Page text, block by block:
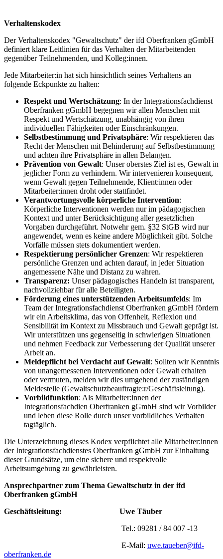
Verhaltenskodex
Der Verhaltenskodex "Gewaltschutz" der ifd Oberfranken gGmbH
definiert klare Leitlinien für das Verhalten der Mitarbeitenden
gegenüber Teilnehmenden, und Kolleg:innen.
Jede Mitarbeiter:in hat sich hinsichtlich seines Verhaltens an
folgende Eckpunkte zu halten:
Respekt und Wertschätzung: In der Integrationsfachdienst
Oberfranken gGmbH begegnen wir allen Menschen mit
Respekt und Wertschätzung, unabhängig von ihren
individuellen Fähigkeiten oder Einschränkungen.
Selbstbestimmung und Privatsphäre: Wir respektieren das
Recht der Menschen mit Behinderung auf Selbstbestimmung
und achten ihre Privatsphäre in allen Belangen.
Prävention von Gewalt: Unser oberstes Ziel ist es, Gewalt in
jeglicher Form zu verhindern. Wir intervenieren konsequent,
wenn Gewalt gegen Teilnehmende, Klient:innen oder
Mitarbeiter:innen droht oder stattfindet.
Verantwortungsvolle körperliche Intervention:
Körperliche Interventionen werden nur im pädagogischen
Kontext und unter Berücksichtigung aller gesetzlichen
Vorgaben durchgeführt. Notwehr gem. §32 StGB wird nur
angewendet, wenn es keine andere Möglichkeit gibt. Solche
Vorfälle müssen stets dokumentiert werden.
Respektierung persönlicher Grenzen: Wir respektieren
persönliche Grenzen und achten darauf, in jeder Situation
angemessene Nähe und Distanz zu wahren.
Transparenz: Unser pädagogisches Handeln ist transparent,
nachvollziehbar für alle Beteiligten.
Förderung eines unterstützenden Arbeitsumfelds: Im
Team der Integrationsfachdienst Oberfranken gGmbH fördern
wir ein Arbeitsklima, das von Offenheit, Reflexion und
Sensibilität im Kontext zu Missbrauch und Gewalt geprägt ist.
Wir unterstützen uns gegenseitig in schwierigen Situationen
und nehmen Feedback zur Verbesserung der Qualität unserer
Arbeit an.
Meldepflicht bei Verdacht auf Gewalt: Sollten wir Kenntnis
von unangemessenen Interventionen oder Gewalt erhalten
oder vermuten, melden wir dies umgehend der zuständigen
Meldestelle (Gewaltschutzbeauftragte:r/Geschäftsleitung).
Vorbildfunktion: Als Mitarbeiter:innen der
Integrationsfachdien Oberfranken gGmbH sind wir Vorbilder
und leben diese Rolle durch unser vorbildliches Verhalten
tagtäglich.
Die Unterzeichnung dieses Kodex verpflichtet alle Mitarbeiter:innen
der Integrationsfachdienstes Oberfranken gGmbH zur Einhaltung
dieser Grundsätze, um eine sichere und respektvolle
Arbeitsumgebung zu gewährleisten.
Ansprechpartner zum Thema Gewaltschutz in der ifd
Oberfranken gGmbH
Geschäftsleitung:
Uwe Täuber
Tel.: 09281 / 84 007 -13
E-Mail: uwe.taueber@ifd-
oberfranken.de